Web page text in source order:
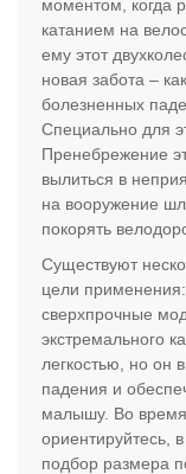
моментом, когда
катанием на
ему этот
новая забота –
болезненных
Специально для
Пренебрежение
вылиться в
на вооружение
покорять
Существуют
цели
сверхпрочные
экстремального
легкостью, но он
падения и
малышу. Во время
ориентируйтесь,
подбор размера